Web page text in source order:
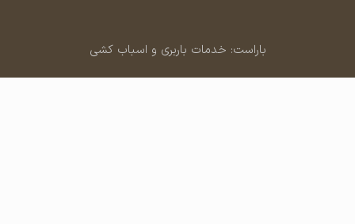
باراست: خدمات باربری و اسباب کشی